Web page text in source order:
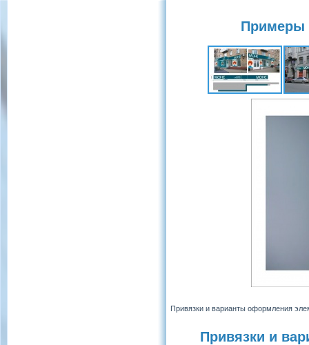
Примеры
Привязки и варианты оформления
Привязки и